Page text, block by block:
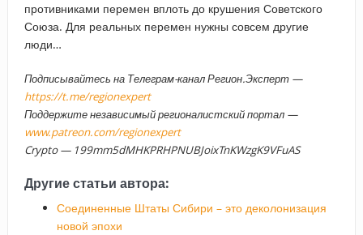
противниками перемен вплоть до крушения Советского
Союза. Для реальных перемен нужны совсем другие
люди…
Подписывайтесь на Телеграм-канал Регион.Эксперт —
https://t.me/regionexpert
Поддержите независимый регионалистский портал —
www.patreon.com/regionexpert
Crypto — 199mm5dMHKPRHPNUBJoixTnKWzgK9VFuAS
Другие статьи автора:
Соединенные Штаты Сибири – это деколонизация
новой эпохи